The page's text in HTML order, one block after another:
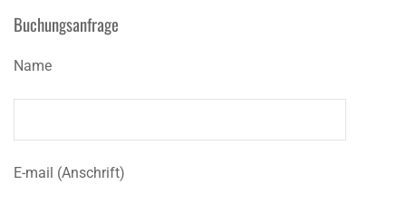
Buchungsanfrage
Name
E-mail (Anschrift)